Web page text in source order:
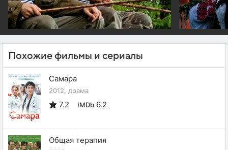
Похожие фильмы и сериалы
Самара
2012, драма
7.2 IMDb 6.2
Общая терапия